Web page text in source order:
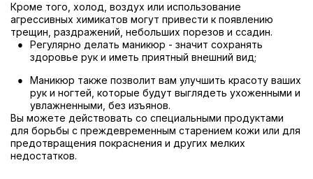
Кроме того, холод, воздух или использование
агрессивных химикатов могут привести к появлению
трещин, раздражений, небольших порезов и ссадин.
Регулярно делать маникюр - значит сохранять
здоровье рук и иметь приятный внешний вид;
Маникюр также позволит вам улучшить красоту ваших
рук и ногтей, которые будут выглядеть ухоженными и
увлажненными, без изъянов.
Вы можете действовать со специальными продуктами
для борьбы с преждевременным старением кожи или для
предотвращения покраснения и других мелких
недостатков.